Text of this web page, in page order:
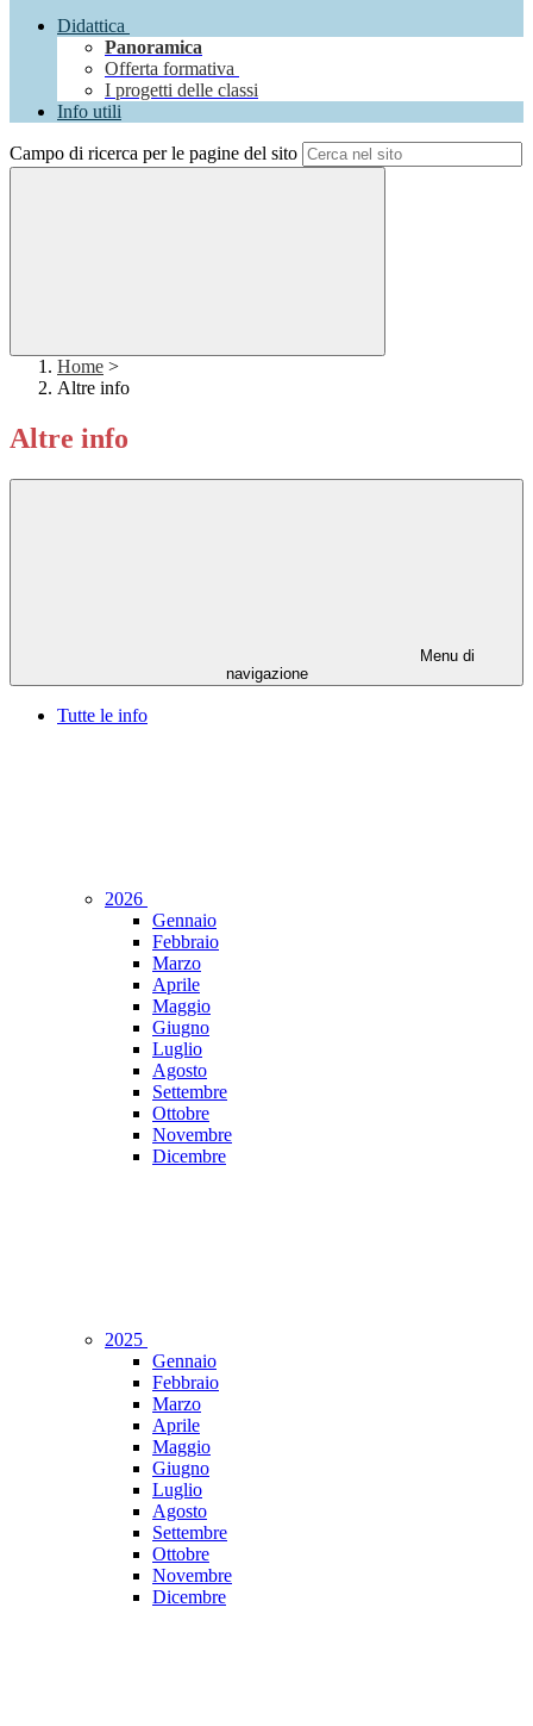
Didattica
Panoramica
Offerta formativa
I progetti delle classi
Info utili
Campo di ricerca per le pagine del sito
Home >
Altre info
Altre info
Menu di
navigazione
Tutte le info
2026
Gennaio
Febbraio
Marzo
Aprile
Maggio
Giugno
Luglio
Agosto
Settembre
Ottobre
Novembre
Dicembre
2025
Gennaio
Febbraio
Marzo
Aprile
Maggio
Giugno
Luglio
Agosto
Settembre
Ottobre
Novembre
Dicembre